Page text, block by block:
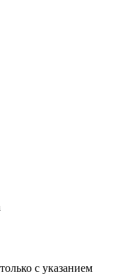
с указанием